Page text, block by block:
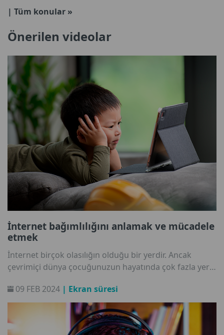
| Tüm konular »
Önerilen videolar
İnternet bağımlılığını anlamak ve mücadele
etmek
İnternet birçok olasılığın olduğu bir yerdir. Ancak
çevrimiçi dünya çocuğunuzun hayatında çok fazla yer
bağımlılığının farklı türleri nelerdir? Ve internetin aşırı
kullanımı ile mücadele eden çocuklara nasıl yardımcı
olunabilir? Konuyu çocuk psikoloğu Jarmila Tomkova
ile tartıştık.
09 FEB 2024 | Ekran süresi